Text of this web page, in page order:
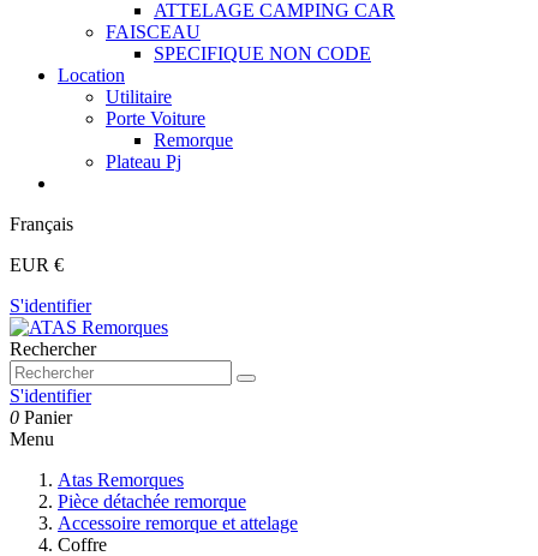
ATTELAGE CAMPING CAR
FAISCEAU
SPECIFIQUE NON CODE
Location
Utilitaire
Porte Voiture
Remorque
Plateau Pj
Français
EUR €
S'identifier
Rechercher
S'identifier
0 Panier
Menu
Atas Remorques
Pièce détachée remorque
Accessoire remorque et attelage
Coffre